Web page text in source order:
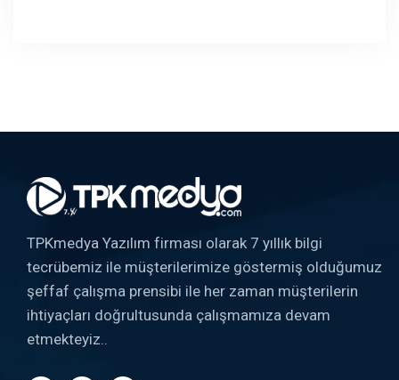
TPKmedya Yazılım firması olarak 7 yıllık bilgi
tecrübemiz ile müşterilerimize göstermiş olduğumuz
şeffaf çalışma prensibi ile her zaman müşterilerin
ihtiyaçları doğrultusunda çalışmamıza devam
etmekteyiz..